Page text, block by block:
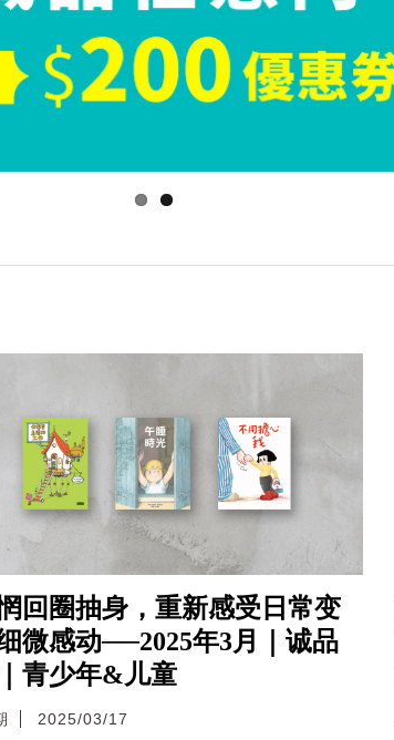
回圈抽身，重新感受日常变
微感动──2025年3月｜诚品
青少年&儿童
2025/03/17